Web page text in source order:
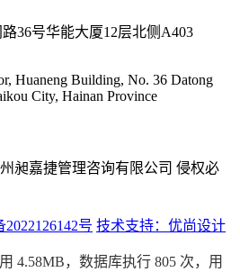
36号华能大厦12层北侧A403
Huaneng Building, No. 36 Datong
City, Hainan Province
昶嘉捷管理咨询有限公司 侵权必
2022126142号 技术支持：优尚设计
4.58MB，数据库执行 805 次，用